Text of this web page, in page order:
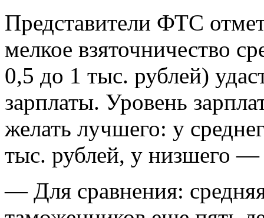
Представители ФТС
мелкое взяточничество
0,5 до 1 тыс. рублей)
зарплаты. Уровень
желать лучшего: у
тыс. рублей, у низшего —
— Для сравнения: